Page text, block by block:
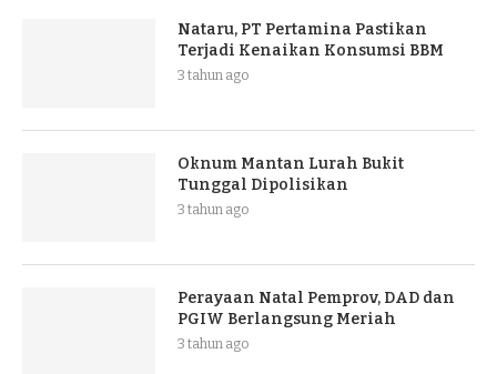
Nataru, PT Pertamina Pastikan
Terjadi Kenaikan Konsumsi BBM
3 tahun ago
Oknum Mantan Lurah Bukit
Tunggal Dipolisikan
3 tahun ago
Perayaan Natal Pemprov, DAD dan
PGIW Berlangsung Meriah
3 tahun ago